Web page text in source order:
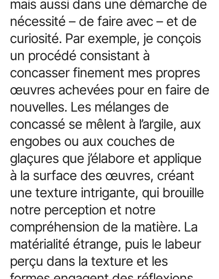
mais aussi dans une démarche de
nécessité – de faire avec – et de
curiosité. Par exemple, je conçois
un procédé consistant à
concasser finement mes propres
œuvres achevées pour en faire de
nouvelles. Les mélanges de
concassé se mêlent à l’argile, aux
engobes ou aux couches de
glaçures que j’élabore et applique
à la surface des œuvres, créant
une texture intrigante, qui brouille
notre perception et notre
compréhension de la matière. La
matérialité étrange, puis le labeur
perçu dans la texture et les